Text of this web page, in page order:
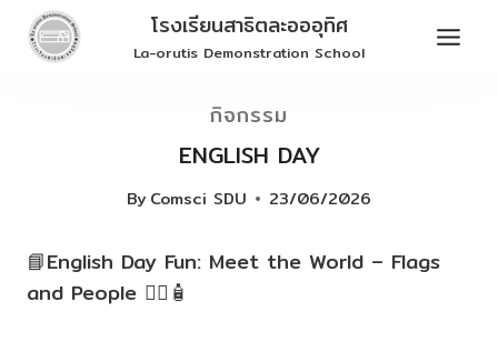
Skip
โรงเรียนสาธิตละอออุทิศ
La-orutis Demonstration School
กิจกรรม
ENGLISH DAY
ByComsci SDU 23/06/2026
📘English Day Fun: Meet the World – Flags
and People 💂‍♂️🧴